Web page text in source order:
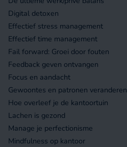
Digital detoxen
Effectief stress management
Effectief time management
Fail forward: Groei door fouten
Feedback geven ontvangen
Focus en aandacht
Gewoontes en patronen veranderen
Hoe overleef je de kantoortuin
Lachen is gezond
Manage je perfectionisme
Mindfulness op kantoor